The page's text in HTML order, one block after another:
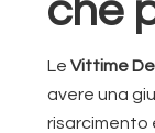
che
Le Vittime
avere una
risarcimento